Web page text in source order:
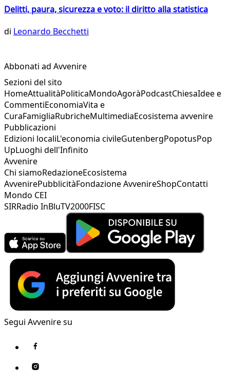
Delitti, paura, sicurezza e voto: il diritto alla statistica
di Leonardo Becchetti
Abbonati ad Avvenire
Sezioni del sito
HomeAttualitàPoliticaMondoAgoràPodcastChiesaIdee e
CommentiEconomiaVita e
CuraFamigliaRubricheMultimediaEcosistema avvenire
Pubblicazioni
Edizioni localiL'economia civileGutenbergPopotusPop
UpLuoghi dell'Infinito
Avvenire
Chi siamoRedazioneEcosistema
AvvenirePubblicitàFondazione AvvenireShopContatti
Mondo CEI
SIRRadio InBluTV2000FISC
Segui Avvenire su